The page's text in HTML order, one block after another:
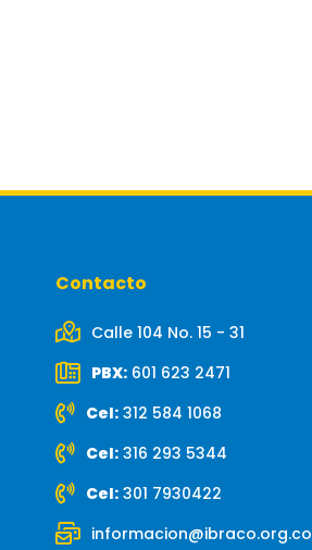
Contacto
Calle 104 No. 15 - 31
PBX: 601 623 2471
Cel: 312 584 1068
Cel: 316 293 5344
Cel: 301 7930422
informacion@ibraco.org.co